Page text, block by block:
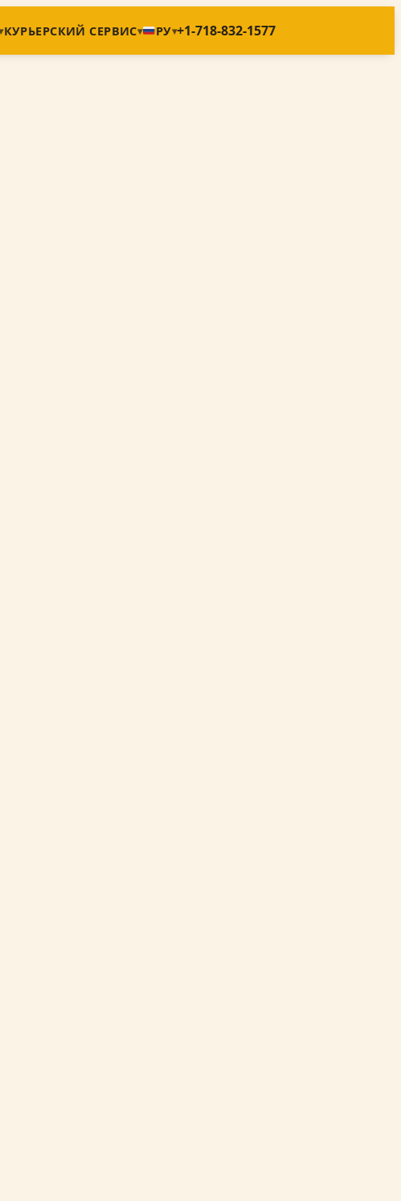
КУРЬЕРСКИЙ СЕРВИС РУ▾+1-718-832-1577